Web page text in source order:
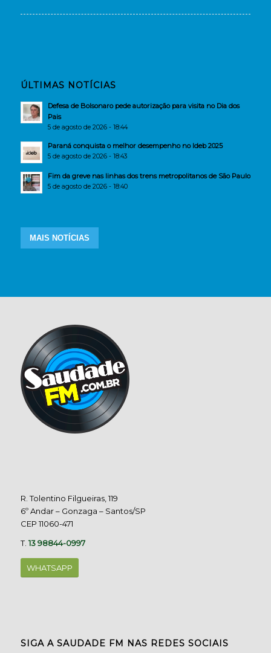
ÚLTIMAS NOTÍCIAS
Defesa de Bolsonaro pede autorização para visita no Dia dos
Pais
5 de agosto de 2026 - 18:44
Paraná conquista o melhor desempenho no Ideb 2025
5 de agosto de 2026 - 18:43
Fim da greve nas linhas dos trens metropolitanos de São Paulo
5 de agosto de 2026 - 18:40
MAIS NOTÍCIAS
R. Tolentino Filgueiras, 119
6º Andar – Gonzaga – Santos/SP
CEP 11060-471
T.13 98844-0997
WHATSAPP
SIGA A SAUDADE FM NAS REDES SOCIAIS